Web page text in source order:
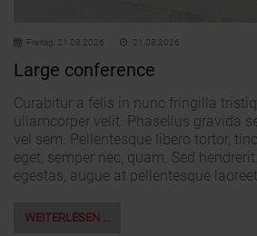
Freitag, 21.08.2026 21.08.2026
Large conference
Curabitur a felis in nunc fringilla
ullamcorper velit. Phasellus gravida
vel sem. Pellentesque libero tortor,
eget, semper nec, quam. Sed
egestas, augue at pellentesque
WEITERLESEN …